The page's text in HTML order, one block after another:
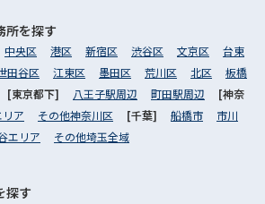
所を探す
中央区 港区 新宿区 渋谷区 文京区
台東
田谷区 江東区 墨田区 荒川区 北区
板橋
[東京都下] 八王子駅周辺 町田駅周辺
[神奈
ア その他神奈川区 [千葉] 船橋市
市川
エリア その他埼玉全域
探す